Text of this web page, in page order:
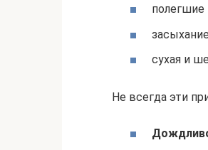
полегшие
сухая и
Не всегда эти